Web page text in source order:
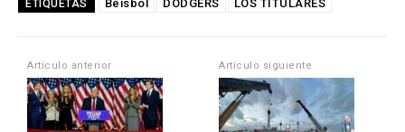
A
p
p
o
o
k
m
ar
tir
ETIQUETAS Béisbol DODGERS LOS TITULARES
Artículo anterior Artículo siguiente